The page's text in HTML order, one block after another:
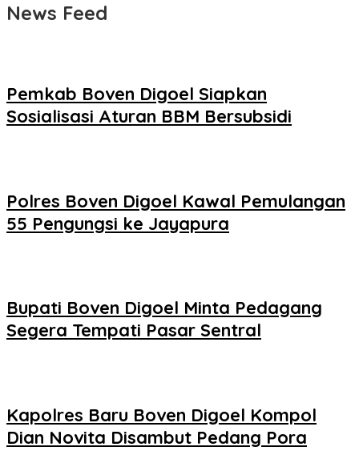
News Feed
Pemkab Boven Digoel Siapkan
Sosialisasi Aturan BBM Bersubsidi
Polres Boven Digoel Kawal Pemulangan
55 Pengungsi ke Jayapura
Bupati Boven Digoel Minta Pedagang
Segera Tempati Pasar Sentral
Kapolres Baru Boven Digoel Kompol
Dian Novita Disambut Pedang Pora